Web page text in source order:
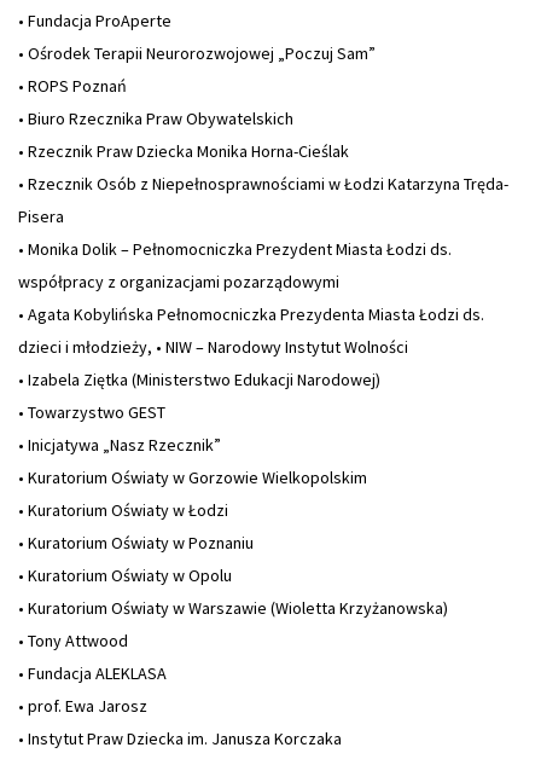
• Fundacja ProAperte
• Ośrodek Terapii Neurorozwojowej „Poczuj Sam”
• ROPS Poznań
• Biuro Rzecznika Praw Obywatelskich
• Rzecznik Praw Dziecka Monika Horna-Cieślak
• Rzecznik Osób z Niepełnosprawnościami w Łodzi Katarzyna Tręda-
Pisera
• Monika Dolik – Pełnomocniczka Prezydent Miasta Łodzi ds.
współpracy z organizacjami pozarządowymi
• Agata Kobylińska Pełnomocniczka Prezydenta Miasta Łodzi ds.
dzieci i młodzieży, • NIW – Narodowy Instytut Wolności
• Izabela Ziętka (Ministerstwo Edukacji Narodowej)
• Towarzystwo GEST
• Inicjatywa „Nasz Rzecznik”
• Kuratorium Oświaty w Gorzowie Wielkopolskim
• Kuratorium Oświaty w Łodzi
• Kuratorium Oświaty w Poznaniu
• Kuratorium Oświaty w Opolu
• Kuratorium Oświaty w Warszawie (Wioletta Krzyżanowska)
• Tony Attwood
• Fundacja ALEKLASA
• prof. Ewa Jarosz
• Instytut Praw Dziecka im. Janusza Korczaka